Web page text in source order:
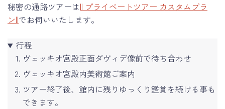
秘密の通路ツアーは|| プライベートツアー カスタムプラ
ン||でお伺いいたします。
行程
ヴェッキオ宮殿正面ダヴィデ像前で待ち合わせ
ヴェッキオ宮殿内美術館ご案内
ツアー終了後、館内に残りゆっくり鑑賞を続ける事も
できます。